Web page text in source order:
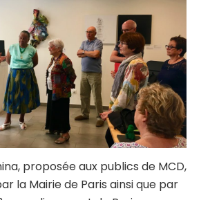
proposée aux publics de MCD,
la Mairie de Paris ainsi que par